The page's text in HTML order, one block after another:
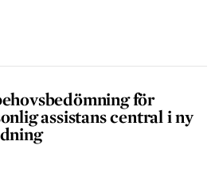
för
assistans central i ny